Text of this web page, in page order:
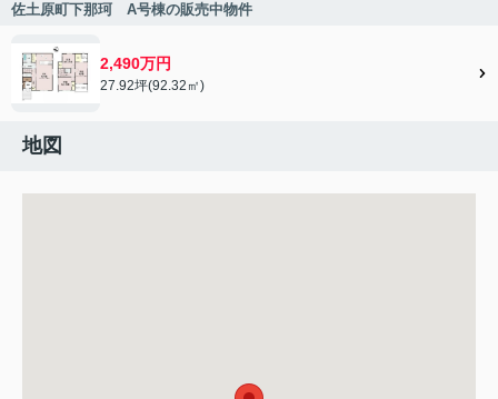
佐土原町下那珂 A号棟の販売中物件
2,490万円
27.92坪(92.32㎡)
地図